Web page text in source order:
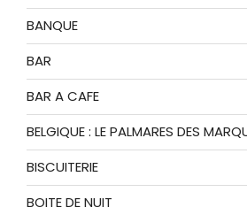
BANQUE
BAR
BAR A CAFE
BELGIQUE : LE PALMARES DES
BISCUITERIE
BOITE DE NUIT